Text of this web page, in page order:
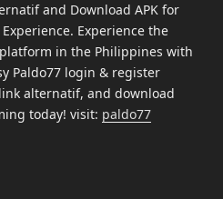
and Download APK for
Experience the
in the Philippines with
Paldo77 login & register
alternatif, and download
today! visit: paldo77